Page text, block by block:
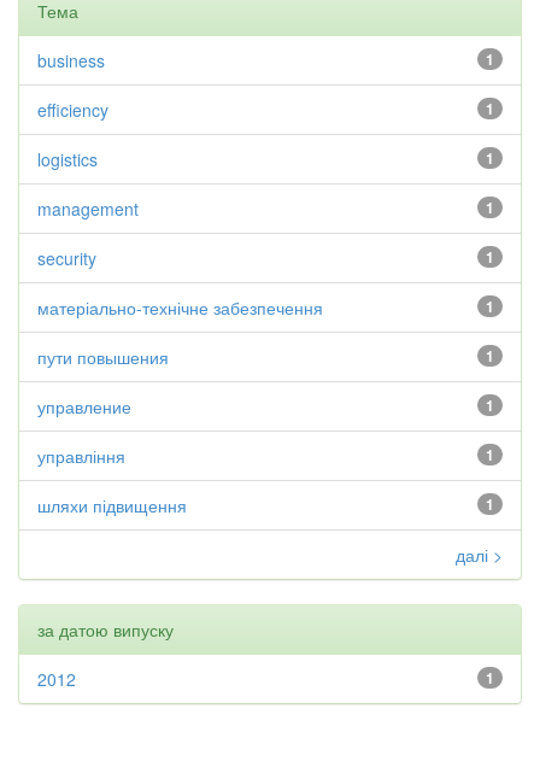
Тема
1
business
1
efficiency
1
logistics
1
management
1
security
1
матеріально-технічне забезпечення
1
пути повышения
1
управление
1
управління
1
шляхи підвищення
далі >
за датою випуску
1
2012